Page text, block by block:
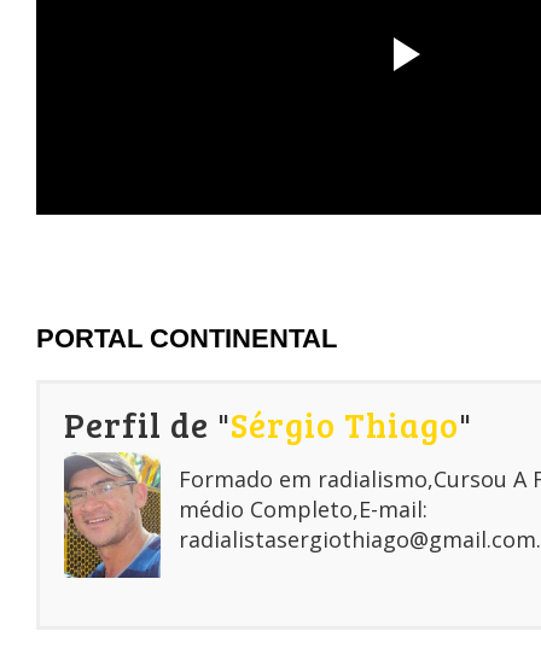
PORTAL CONTINENTAL
Perfil de "Sérgio Thiago"
Formado em radialismo,Cursou A
médio Completo,E-mail:
radialistasergiothiago@gmail.com.